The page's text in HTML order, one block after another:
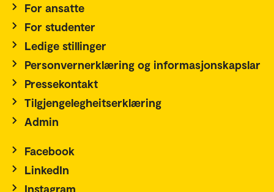
For ansatte
For studenter
Ledige stillinger
Personvernerklæring og informasjonskapslar
Pressekontakt
Tilgjengelegheitserklæring
Admin
Facebook
LinkedIn
Instagram